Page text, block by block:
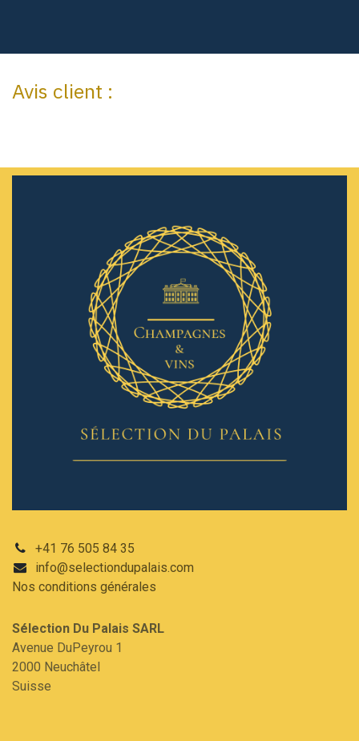
Avis client :
+41 76 505 84 35
info@selectiondupalais.com
Nos conditions générales
Sélection Du Palais SARL​
Avenue DuPeyrou 1
2000 Neuchâtel
Suisse